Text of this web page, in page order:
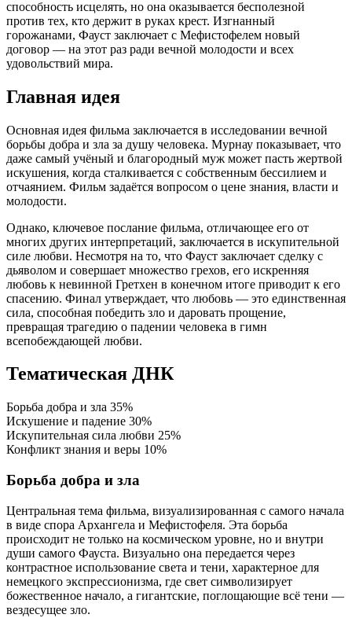
способность исцелять, но она оказывается бесполезной
против тех, кто держит в руках крест. Изгнанный
горожанами, Фауст заключает с Мефистофелем новый
договор — на этот раз ради вечной молодости и всех
удовольствий мира.
Главная идея
Основная идея фильма заключается в исследовании вечной
борьбы добра и зла за душу человека. Мурнау показывает, что
даже самый учёный и благородный муж может пасть жертвой
искушения, когда сталкивается с собственным бессилием и
отчаянием. Фильм задаётся вопросом о цене знания, власти и
молодости.
Однако, ключевое послание фильма, отличающее его от
многих других интерпретаций, заключается в искупительной
силе любви. Несмотря на то, что Фауст заключает сделку с
дьяволом и совершает множество грехов, его искренняя
любовь к невинной Гретхен в конечном итоге приводит к его
спасению. Финал утверждает, что любовь — это единственная
сила, способная победить зло и даровать прощение,
превращая трагедию о падении человека в гимн
всепобеждающей любви.
Тематическая ДНК
Борьба добра и зла 35%
Искушение и падение 30%
Искупительная сила любви 25%
Конфликт знания и веры 10%
Борьба добра и зла
Центральная тема фильма, визуализированная с самого начала
в виде спора Архангела и Мефистофеля. Эта борьба
происходит не только на космическом уровне, но и внутри
души самого Фауста. Визуально она передается через
контрастное использование света и тени, характерное для
немецкого экспрессионизма, где свет символизирует
божественное начало, а гигантские, поглощающие всё тени —
вездесущее зло.